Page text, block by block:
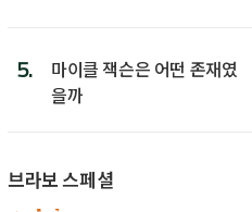
5.
마이클 잭슨은 어떤 존재였
을까
브라보 스페셜